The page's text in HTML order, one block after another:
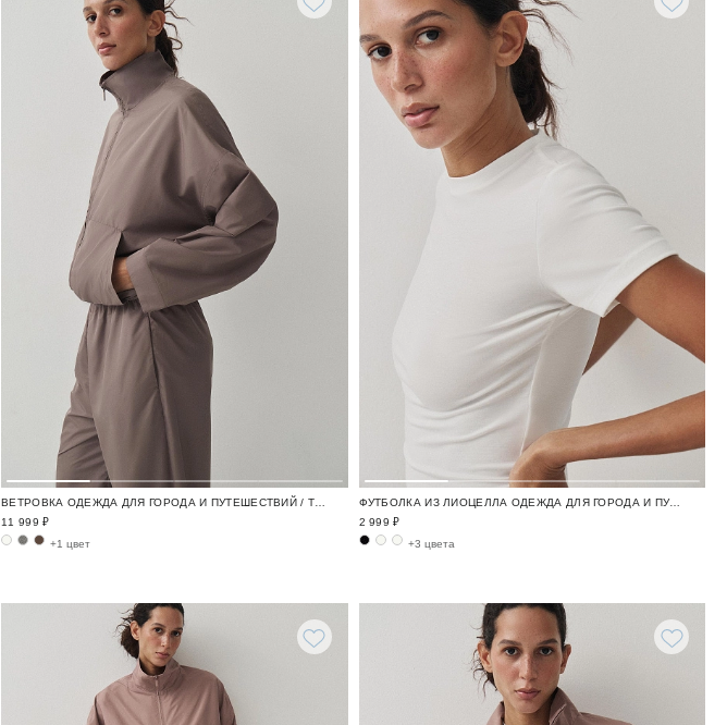
ВЕТРОВКА ОДЕЖДА ДЛЯ ГОРОДА И ПУТЕШЕСТВИЙ / TRAVELLING
11 999 ₽
+1 цвет
ФУТБОЛКА ИЗ ЛИОЦЕЛЛА ОДЕЖДА ДЛЯ ГОРОДА И ПУТЕШЕСТВИЙ / TRAVELLING
2 999 ₽
+3 цвета